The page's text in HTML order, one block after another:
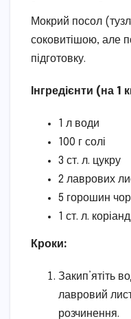
Мокрий посол
соковитішою, але
підготовку.
Інгредієнти (на 1
1 л води
100 г солі
3 ст. л. цукру
2 лаврових
5 горошин
1 ст. л.
Кроки:
Закип’ятіть
лавровий
розчинення.